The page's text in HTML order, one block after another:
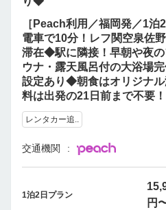
［Peach利用／福岡発／1泊
電車で10分！レフ関空泉佐
滞在◆駅に隣接！早朝や夜
ウナ・露天風呂付の大浴場
設定あり◆朝食はオリジナ
料は出発の21日前まで不要！
レンタカー追..
交通機関
1泊2日プラン
円